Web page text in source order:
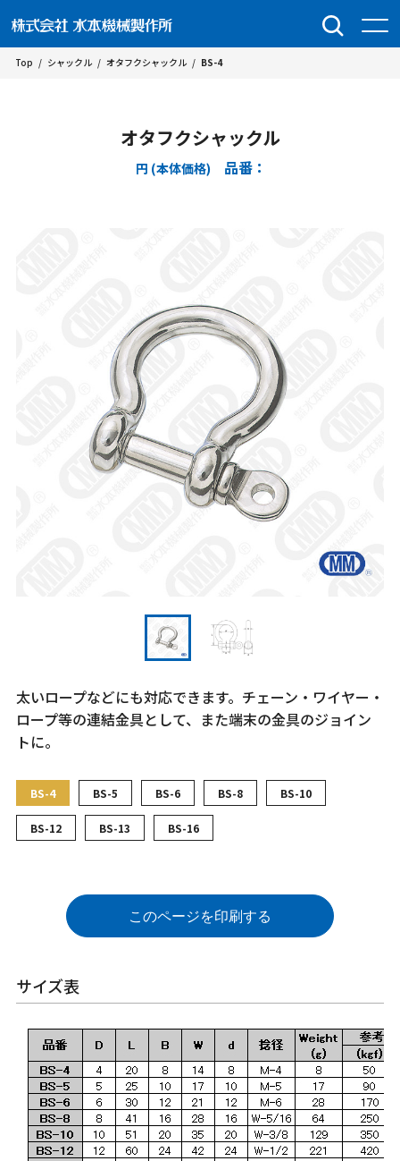
Top / シャックル / オタフクシャックル / BS-4
オタフクシャックル
円 (本体価格) 品番：
太いロープなどにも対応できます。チェーン・ワイヤー・
ロープ等の連結金具として、また端末の金具のジョイン
トに。
BS-4 BS-5 BS-6 BS-8 BS-10
BS-12 BS-13 BS-16
このページを印刷する
サイズ表